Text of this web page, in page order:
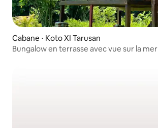
Cabane ⋅ Koto XI Tarusan
Bungalow en terrasse avec vue sur la mer